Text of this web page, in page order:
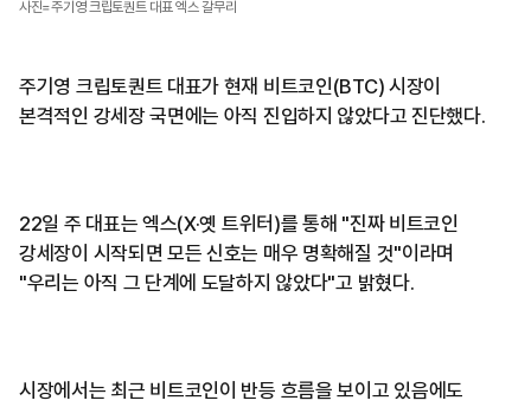
사진=주기영 크립토퀀트 대표 엑스 갈무리
주기영 크립토퀀트 대표가 현재 비트코인(BTC) 시장이
본격적인 강세장 국면에는 아직 진입하지 않았다고 진단했다.
22일 주 대표는 엑스(X·옛 트위터)를 통해 "진짜 비트코인
강세장이 시작되면 모든 신호는 매우 명확해질 것"이라며
"우리는 아직 그 단계에 도달하지 않았다"고 밝혔다.
시장에서는 최근 비트코인이 반등 흐름을 보이고 있음에도